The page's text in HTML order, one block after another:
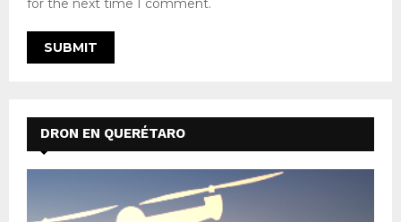
for the next time I comment.
DRON EN QUERÉTARO